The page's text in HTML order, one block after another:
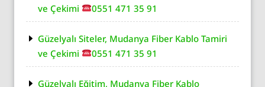
ve Çekimi
0551 471 35 91
Güzelyalı Siteler, Mudanya Fiber Kablo Tamiri
ve Çekimi
0551 471 35 91
Güzelyalı Eğitim, Mudanya Fiber Kablo